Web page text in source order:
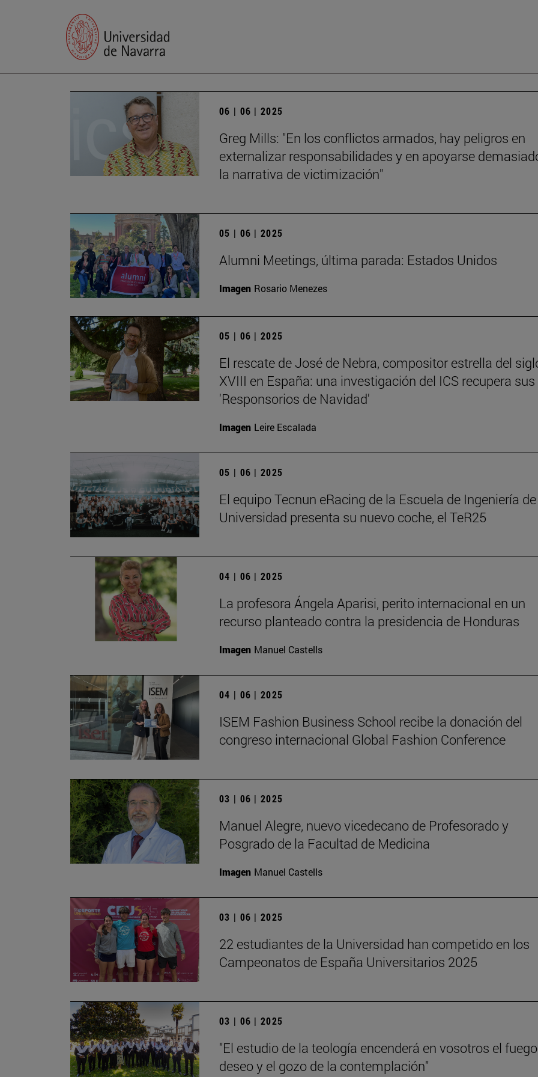
06 | 06 | 2025
Greg Mills: "En los conflictos armados, hay peligros en
externalizar responsabilidades y en apoyarse
la narrativa de victimización"
05 | 06 | 2025
Alumni Meetings, última parada: Estados Unidos
Imagen Rosario Menezes
05 | 06 | 2025
El rescate de José de Nebra, compositor estrella del
XVIII en España: una investigación del ICS recupera sus
'Responsorios de Navidad'
Imagen Leire Escalada
05 | 06 | 2025
El equipo Tecnun eRacing de la Escuela de Ingeniería
Universidad presenta su nuevo coche, el TeR25
04 | 06 | 2025
La profesora Ángela Aparisi, perito internacional en un
recurso planteado contra la presidencia de Honduras
Imagen Manuel Castells
04 | 06 | 2025
ISEM Fashion Business School recibe la donación del
congreso internacional Global Fashion Conference
03 | 06 | 2025
Manuel Alegre, nuevo vicedecano de Profesorado y
Posgrado de la Facultad de Medicina
Imagen Manuel Castells
03 | 06 | 2025
22 estudiantes de la Universidad han competido en los
Campeonatos de España Universitarios 2025
03 | 06 | 2025
"El estudio de la teología encenderá en vosotros el
deseo y el gozo de la contemplación"